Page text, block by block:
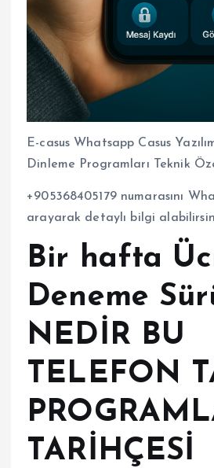
E-casus Whatsapp Casus
Dinleme Programları Teknik
+905368405179 numarasını
arayarak detaylı bilgi
Bir hafta
Deneme
NEDİR BU
TELEFON
TARİHÇESİ